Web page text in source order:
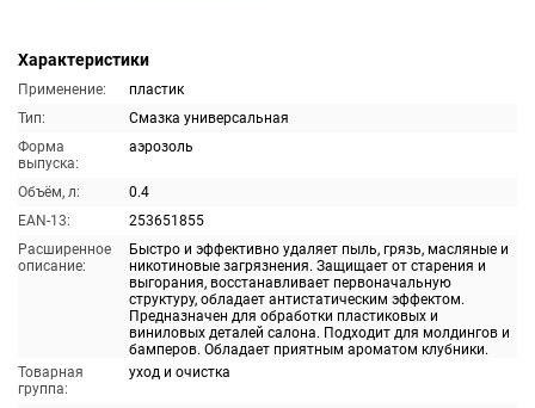
Характеристики
Применение:
пластик
Тип:
Смазка универсальная
Форма
выпуска:
аэрозоль
Объём, л:
0.4
EAN-13:
253651855
Расширенное
описание:
Быстро и эффективно удаляет пыль, грязь, масляные и
никотиновые загрязнения. Защищает от старения и
выгорания, восстанавливает первоначальную
структуру, обладает антистатическим эффектом.
Предназначен для обработки пластиковых и
виниловых деталей салона. Подходит для молдингов и
бамперов. Обладает приятным ароматом клубники.
Товарная
группа:
уход и очистка